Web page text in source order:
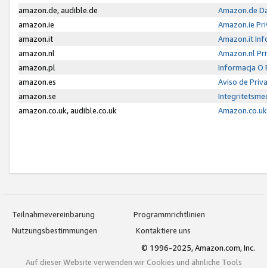
amazon.de, audible.de
Amazon.de
amazon.ie
Amazon.ie
amazon.it
Amazon.it
amazon.nl
Amazon.nl
amazon.pl
Informacja O
amazon.es
Aviso de
amazon.se
amazon.co.uk, audible.co.uk
Teilnahmevereinbarung
Programmrichtlinien
Nutzungsbestimmungen
Kontaktiere uns
© 1996-2025, Amazon.com, Inc.
Auf dieser Website verwenden wir Cookies und ähnliche Tools